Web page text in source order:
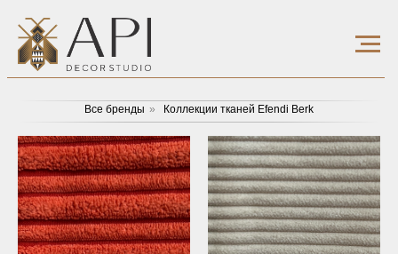
Все бренды » Коллекции тканей Efendi Berk